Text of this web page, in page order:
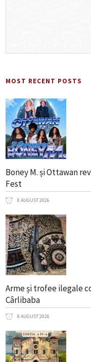
MOST RECENT POSTS
Boney M. și Ottawan
Fest
8 AUGUST 2026
Arme și trofee ilegale
Cârlibaba
8 AUGUST 2026